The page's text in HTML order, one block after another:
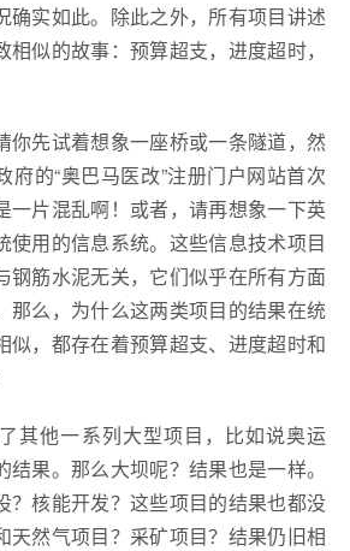
确实如此。除此之外，所有项目讲述
似的故事：预算超支，进度超时，
你先试着想象一座桥或一条隧道，然
府的“奥巴马医改”注册门户网站首次
一片混乱啊！或者，请再想象一下英
使用的信息系统。这些信息技术项目
钢筋水泥无关，它们似乎在所有方面
那么，为什么这两类项目的结果在统
似，都存在着预算超支、进度超时和
其他一系列大型项目，比如说奥运
果。那么大坝呢？结果也是一样。
？核能开发？这些项目的结果也都没
天然气项目？采矿项目？结果仍旧相